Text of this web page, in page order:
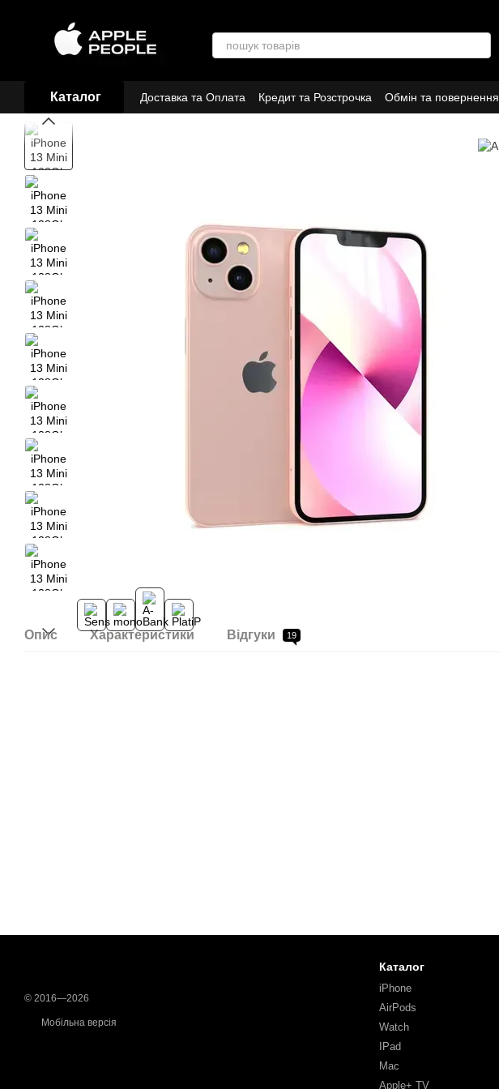
Каталог Доставка та Оплата Кредит та Розстрочка Обмін та повернення
Договір публічної оферти
Партнери Про нас
Опис Характеристики Відгуки 19
© 2016—2026
Мобільна версія
Каталог
iPhone
AirPods
Watch
IPad
Mac
Apple+ TV